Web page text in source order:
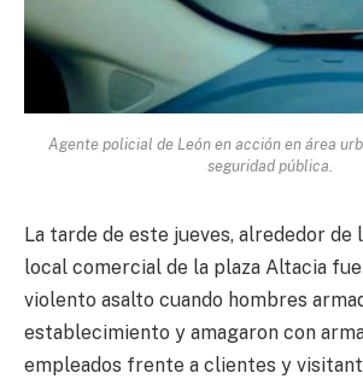
Agente policial de León en acción en área
seguridad pública.
La tarde de este jueves, alrededor de
local comercial de la plaza Altacia
violento asalto cuando hombres
establecimiento y amagaron con
empleados frente a clientes y